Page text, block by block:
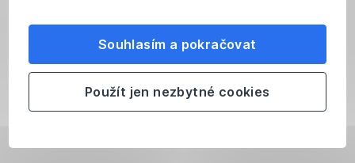
Souhlasím a pokračovat
Použít jen nezbytné cookies